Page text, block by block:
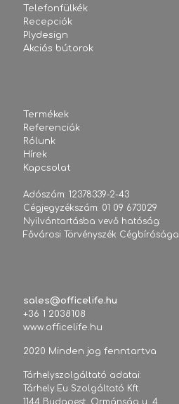
Telefonfülkék
Recepciók
Plydesign
Akciós bútorok
Termékek
Referenciák
Rólunk
Hírek
Kapcsolat
Adószám: 12378339-2-43
Cégjegyzékszám: 01 09 673029
Nyilvántartásba vevő hatóság:
Fővárosi Törvényszék Cégbírósága
sales@officelife.hu
+36 1 2038108
www.officelife.hu
2020 Minden jog fenntartva
Tárhelyszolgáltató adatai:
Tárhely.Eu Szolgáltató Kft.
1144 Budapest, Ormánság u. 4.